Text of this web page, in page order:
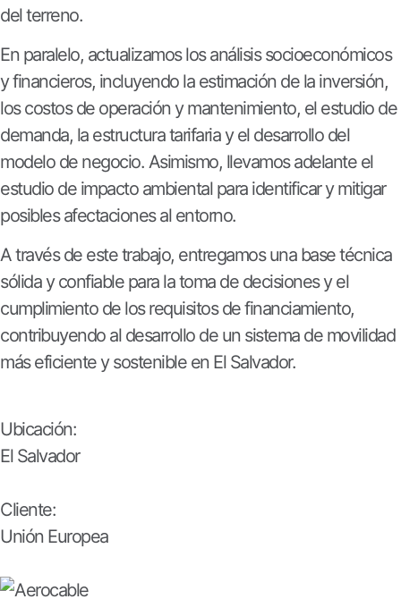
del terreno.
En paralelo, actualizamos los análisis socioeconómicos
y financieros, incluyendo la estimación de la inversión,
los costos de operación y mantenimiento, el estudio de
demanda, la estructura tarifaria y el desarrollo del
modelo de negocio. Asimismo, llevamos adelante el
estudio de impacto ambiental para identificar y mitigar
posibles afectaciones al entorno.
A través de este trabajo, entregamos una base técnica
sólida y confiable para la toma de decisiones y el
cumplimiento de los requisitos de financiamiento,
contribuyendo al desarrollo de un sistema de movilidad
más eficiente y sostenible en El Salvador.
Ubicación:
El Salvador
Cliente:
Unión Europea